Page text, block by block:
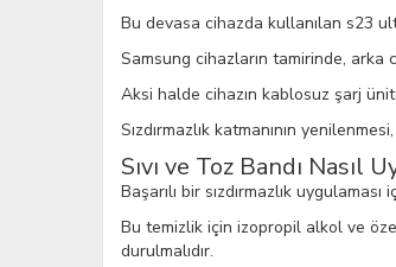
Bu devasa cihazda kullanılan s23
Samsung cihazların tamirinde, arka
Aksi halde cihazın kablosuz şarj
Sızdırmazlık katmanının
Sıvı ve Toz Bandı Nasıl
Başarılı bir sızdırmazlık
Bu temizlik için izopropil alkol ve
durulmalıdır.